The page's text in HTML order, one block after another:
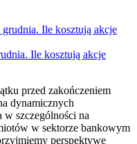
Ile kosztują akcje
przed zakończeniem
dynamicznych
szczególności na
w sektorze bankowym
perspektywę